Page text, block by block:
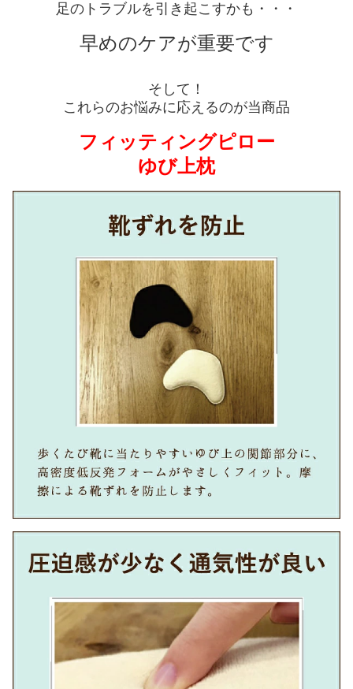
足のトラブルを引き起こすかも・・・
早めのケアが重要です
そして！
これらのお悩みに応えるのが当商品
フィッティングピロー
ゆび上枕